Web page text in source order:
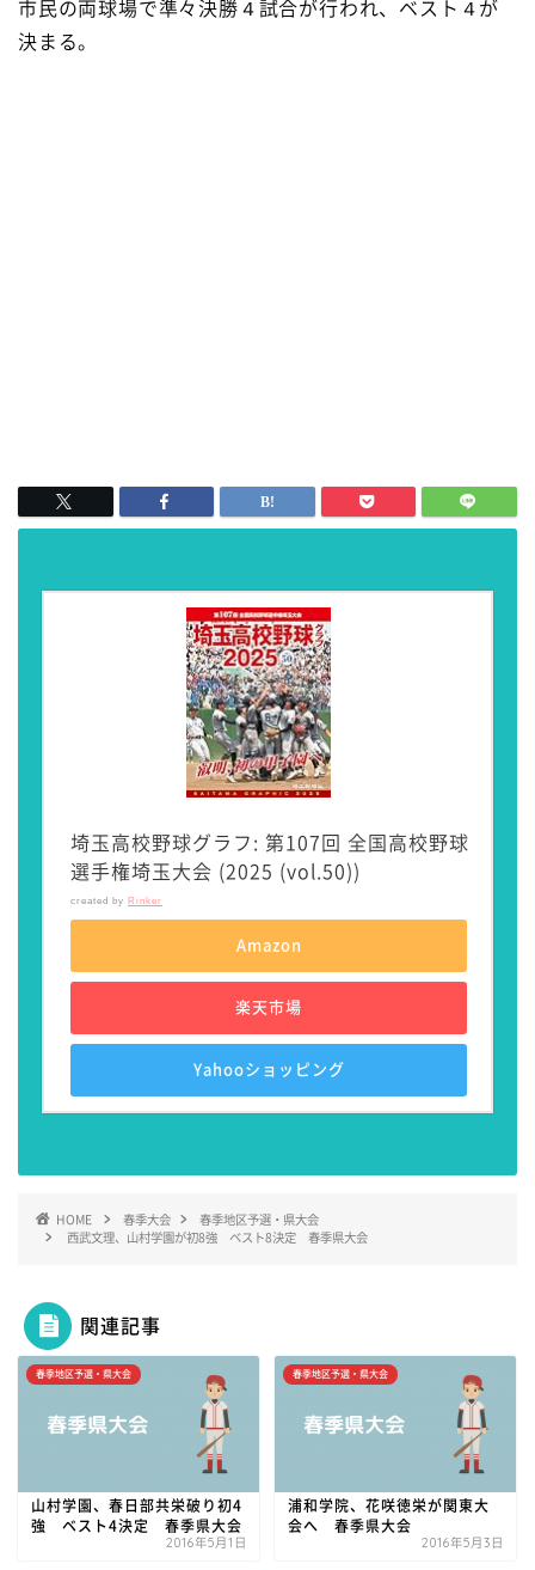
市民の両球場で準々決勝４試合が行われ、ベスト４が
決まる。
埼玉高校野球グラフ: 第107回 全国高校野球
選手権埼玉大会 (2025 (vol.50))
created by Rinker
Amazon
楽天市場
Yahooショッピング
HOME 春季大会
春季地区予選・県大会
西武文理、山村学園が初8強 ベスト8決定 春季県大会
関連記事
春季地区予選・県大会
山村学園、春日部共栄破り初4
強 ベスト4決定 春季県大会
2016年5月1日
春季地区予選・県大会
浦和学院、花咲徳栄が関東大
会へ 春季県大会
2016年5月3日